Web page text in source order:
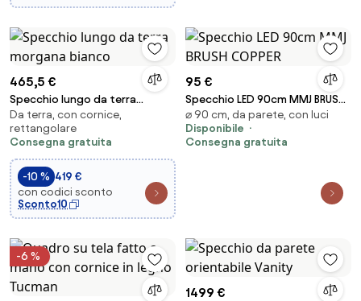
465,5 €
Specchio lungo da terra
morgana bianco
Da terra, con cornice,
rettangolare
Consegna gratuita
-10 % 419 €
con codici sconto
Sconto10
95 €
Specchio LED 90cm MMJ BRUSH
COPPER
⌀ 90 cm, da parete, con luci
Disponibile
Consegna gratuita
-6 %
1499 €